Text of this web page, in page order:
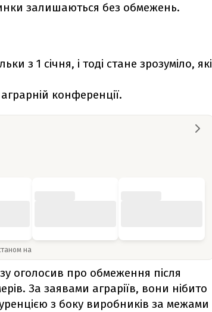
залишаються без обмежень.
з 1 січня, і тоді стане зрозуміло, які
конференції.
на
оголосив про обмеження після
За заявами аграріїв, вони нібито
з боку виробників за межами